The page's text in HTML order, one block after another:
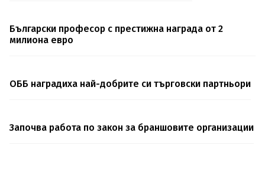
Български професор с престижна награда от 2
милиона евро
ОББ наградиха най-добрите си търговски партньори
Започва работа по закон за браншовите организации